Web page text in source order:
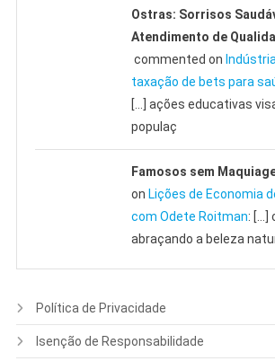
Ostras: Sorrisos
Atendimento de
commented on
taxação de bets para
[…] ações educativas
populaç
Famosos sem
onLições de Economia
com Odete Roitman: […]
abraçando a beleza
Política de Privacidade
Isenção de Responsabilidade